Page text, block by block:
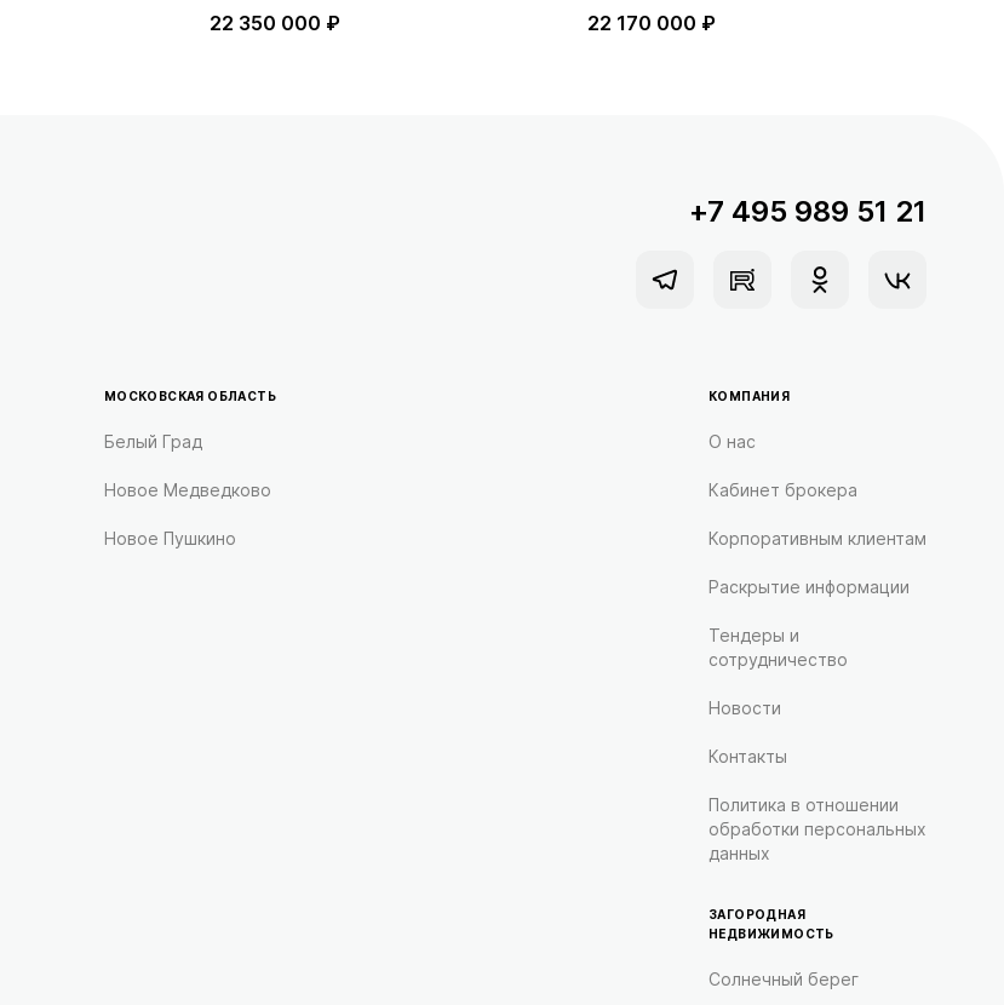
22 350 000 ₽ 22 170 000 ₽
+7 495 989 51 21
МОСКОВСКАЯ ОБЛАСТЬ
Белый Град
Новое Медведково
Новое Пушкино
КОМПАНИЯ
О нас
Кабинет брокера
Корпоративным клиентам
Раскрытие информации
Тендеры и
сотрудничество
Новости
Контакты
Политика в отношении
обработки персональных
данных
ЗАГОРОДНАЯ
НЕДВИЖИМОСТЬ
Солнечный берег